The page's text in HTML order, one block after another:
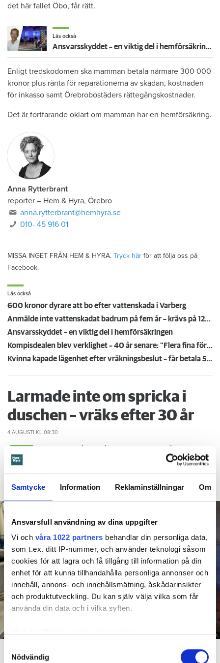
Samtycke Information Reklaminställningar Om
Ansvarsfull användning av dina uppgifter
Vi och våra 1022 partners behandlar din personliga data,
som t.ex. ditt IP-nummer, och använder teknologi såsom
cookies för att lagra och få tillgång till information på din
enhet för att kunna tillhandahålla personliga annonser och
innehåll, annons- och innehållsmätning, åskådarinsikter
och produktutveckling. Du kan själv välja vilka som får
använda din data och i vilka syften.
som kan ha en noggrannhet på upp till flera meter
Nödvändig
det här fallet Öbo, får rätt.
Läs också
Ansvarsskyddet – en viktig del i hemförsäkringen
Enligt tredskodomen ska mamman betala närmare 300 000
kronor plus ränta för reparationerna av skadan, kostnaden
för inkasso samt Örebrobostäders rättegångskostnader.
Det är fortfarande oklart om mamman har en hemförsäkring.
Anna Rytterbrant
reporter – Hem & Hyra, Örebro
anna.rytterbrant@hemhyra.se
010- 45 916 01
MISSA INGET FRÅN HEM & HYRA. Tryck här för att följa oss på
Facebook.
Läs också
600 kronor dyrare att bo efter vattenskada i Varberg
Anmälde inte vattenskadat badrum på fem år – krävs på 125 000 kronor
Ansvarsskyddet – en viktig del i hemförsäkringen
Kompisdealen blev verklighet – 40 år senare: "Flera fina fördelar med att dela bostad"
Kvinna kapade lägenhet efter vräkningsbeslut – får betala 50 000
Larmade inte om spricka i
duschen – vräks efter 30 år
4 AUGUSTI KL 08:30
duschen som medförde en omfattande vattenskada. Nu
måste han lämna lägenheten efter drygt 30 år men får
längre tid på sig att flytta efter att domen överklagats.
Foto: Hyresnämnden
röda markeringarna) och orsakat rötskador i syllen.